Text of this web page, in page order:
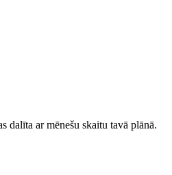
dalīta ar mēnešu skaitu tavā plānā.